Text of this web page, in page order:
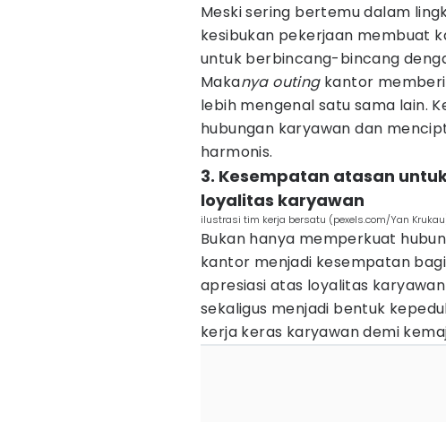
Meski sering bertemu dalam
kesibukan pekerjaan membuat
untuk berbincang-bincang
Makanya outingkantor
lebih mengenal satu sama lain.
hubungan karyawan dan
harmonis.
3. Kesempatan atasan
loyalitas karyawan
ilustrasi tim kerja bersatu (pexels.com/Yan
Bukan hanya memperkuat
kantor menjadi kesempatan
apresiasi atas loyalitas
sekaligus menjadi bentuk
kerja keras karyawan demi